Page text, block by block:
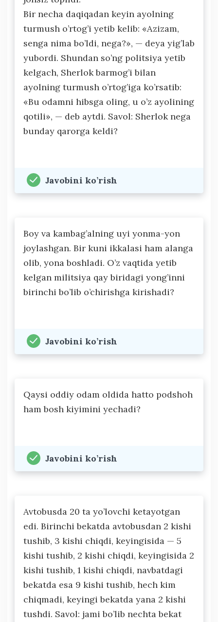
Bir necha daqiqadan keyin ayolning
turmush o’rtog’i yetib kelib: «Azizam,
senga nima bo’ldi, nega?», — deya yig’lab
yubordi. Shundan so’ng politsiya yetib
kelgach, Sherlok barmog’i bilan
ayolning turmush o’rtog’iga ko’rsatib:
«Bu odamni hibsga oling, u o’z ayolining
qotili», — deb aytdi. Savol: Sherlok nega
bunday qarorga keldi?
Javobini ko’rish
Boy va kambag’alning uyi yonma-yon
joylashgan. Bir kuni ikkalasi ham alanga
olib, yona boshladi. O’z vaqtida yetib
kelgan militsiya qay biridagi yong’inni
birinchi bo’lib o’chirishga kirishadi?
Javobini ko’rish
Qaysi oddiy odam oldida hatto podshoh
ham bosh kiyimini yechadi?
Javobini ko’rish
Avtobusda 20 ta yo’lovchi ketayotgan
edi. Birinchi bekatda avtobusdan 2 kishi
tushib, 3 kishi chiqdi, keyingisida — 5
kishi tushib, 2 kishi chiqdi, keyingisida 2
kishi tushib, 1 kishi chiqdi, navbatdagi
bekatda esa 9 kishi tushib, hech kim
chiqmadi, keyingi bekatda yana 2 kishi
tushdi. Savol: jami bo’lib nechta bekat